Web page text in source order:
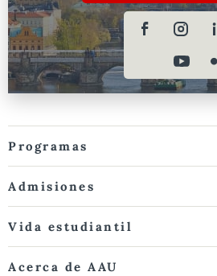
Programas
Admisiones
Vida estudiantil
Acerca de AAU